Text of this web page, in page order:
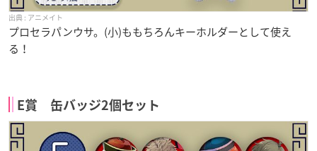
アニメイト
プロセラパンウサ。(小)ももちろんキーホルダーとして使え
る！
E賞 缶バッジ2個セット